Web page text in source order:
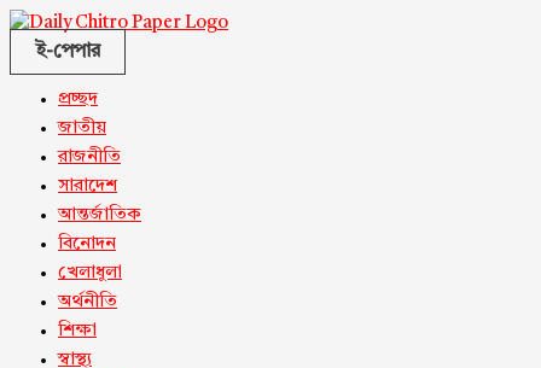
ই-পেপার
প্রচ্ছদ
জাতীয়
রাজনীতি
সারাদেশ
আন্তর্জাতিক
বিনোদন
খেলাধুলা
অর্থনীতি
শিক্ষা
স্বাস্থ্য